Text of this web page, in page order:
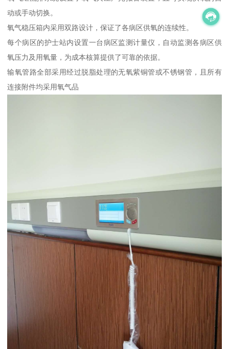
动或手动切换。
氧气稳压箱内采用双路设计，保证了各病区供氧的连续性。
每个病区的护士站内设置一台病区监测计量仪，自动监测各病区供
氧压力及用氧量，为成本核算提供了可靠的依据。
输氧管路全部采用经过脱脂处理的无氧紫铜管或不锈钢管，且所有
连接附件均采用氧气品